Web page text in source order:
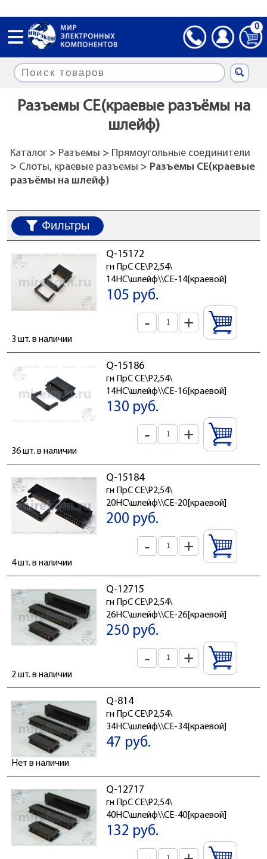
0
Разъемы CE(краевые разъёмы на
шлейф)
Каталог> Разъемы > Прямоугольные соединители
> Слоты, краевые разъемы > Разъемы CE(краевые
разъёмы на шлейф)
Фильтры
Q-15172
гн ПрС CE\P2,54\
14HC\шлейф\\CE-14[краевой]
105 руб.
- +
3 шт. в наличии
Q-15186
гн ПрС CE\P2,54\
14HC\шлейф\\CE-16[краевой]
130 руб.
- +
36 шт. в наличии
Q-15184
гн ПрС CE\P2,54\
20HC\шлейф\\CE-20[краевой]
200 руб.
- +
4 шт. в наличии
Q-12715
гн ПрС CE\P2,54\
26HC\шлейф\\CE-26[краевой]
250 руб.
- +
2 шт. в наличии
Q-814
гн ПрС CE\P2,54\
34HC\шлейф\\CE-34[краевой]
47 руб.
Нет в наличии
Q-12717
гн ПрС CE\P2,54\
40HC\шлейф\\CE-40[краевой]
132 руб.